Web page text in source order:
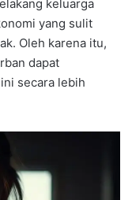
keluarga
yang sulit
Oleh karena itu,
dapat
secara lebih